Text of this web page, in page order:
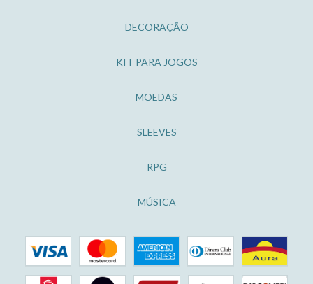
DECORAÇÃO
KIT PARA JOGOS
MOEDAS
SLEEVES
RPG
MÚSICA